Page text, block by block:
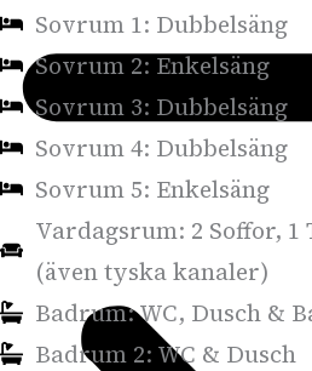
Sovrum 1: Dubbelsäng
Sovrum 2: Enkelsäng
Sovrum 3: Dubbelsäng
Sovrum 4: Dubbelsäng
Sovrum 5: Enkelsäng
Vardagsrum: 2 Soffor, 1
(även tyska kanaler)
Badrum: WC, Dusch &
Badrum 2: WC & Dusch